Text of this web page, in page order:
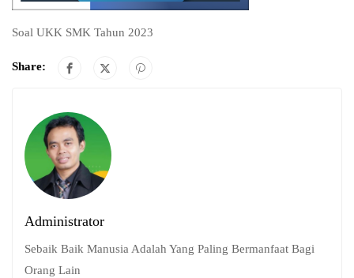
Soal UKK SMK Tahun 2023
Share:
Administrator
Sebaik Baik Manusia Adalah Yang Paling Bermanfaat Bagi
Orang Lain